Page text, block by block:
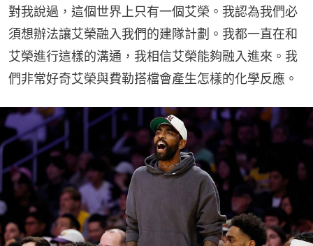
對我說過，這個世界上只有一個艾榮。我認為我們必
須想辦法讓艾榮融入我們的建隊計劃。我都一直在和
艾榮進行這樣的溝通，我相信艾榮能夠融入進來。我
們非常好奇艾榮與費勒搭檔會產生怎樣的化學反應。